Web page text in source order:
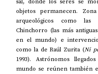
sal, donde los seres se
objetos permanecen.
arqueológicos como las
Chinchorro (las más
en el mundo) e
como la de Raúl Zurita (Ni
1993). Astrónomos
mundo se reúnen también